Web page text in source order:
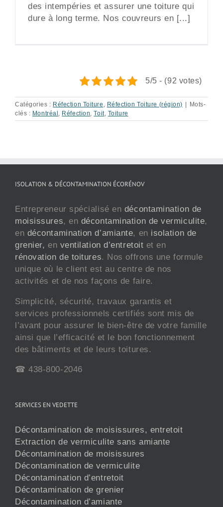
des intempéries et assurer une toiture qui
dure à long terme. Nos couvreurs en [...]
5/5 - (92 votes)
Catégories : Réfection Toiture , Réfection Toiture (région)
Mots-
clés : Montréal , Réfection,Toit, Toiture
ISOLATION & DÉCONTAMINATION ÉCORÉNOV
Entrepreneur spécialisé en décontamination de
moisissures, en décontamination de vermiculite,
en décontamination d’amiante, en isolation de
grenier, en ventilation d’entretoit et en
rénovation de toitures. Nos offrons une formule
unique où le client est au centre de nos
activités et de nos façons de faire.
Simplicité, sécurité, travaux garantis et
services professionnels certifiés sont mis de
l’avant pour assurer le bien-être de votre famille
ainsi que l’efficacité et le bon fonctionnement
des bâtiments et de leurs toitures.
☎ 438-800-2046
SERVICES EN VEDETTE
Décontamination de moisissures, entretoit
Extraction de vermiculite sans amiante
Décontamination de moisissures
Décontamination de vermiculite
Décontamination d’entretoit
Décontamination de grenier
Décontamination d’amiante